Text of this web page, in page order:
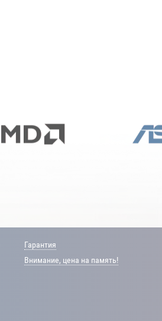
Гарантия
Внимание, цена на память!